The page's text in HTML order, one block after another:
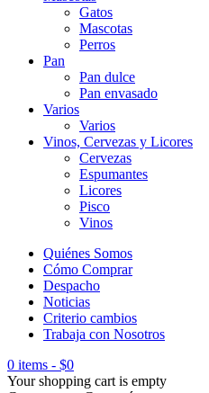
Gatos
Mascotas
Perros
Pan
Pan dulce
Pan envasado
Varios
Varios
Vinos, Cervezas y Licores
Cervezas
Espumantes
Licores
Pisco
Vinos
Quiénes Somos
Cómo Comprar
Despacho
Noticias
Criterio cambios
Trabaja con Nosotros
0 items - $0
Your shopping cart is empty